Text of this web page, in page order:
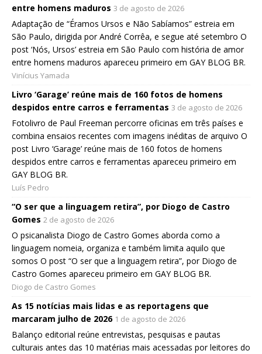
entre homens maduros 3 de agosto de 2026
Adaptação de “Éramos Ursos e Não Sabíamos” estreia em
São Paulo, dirigida por André Corrêa, e segue até setembro O
post ‘Nós, Ursos’ estreia em São Paulo com história de amor
entre homens maduros apareceu primeiro em GAY BLOG BR.
Vinícius Yamada
Livro ‘Garage’ reúne mais de 160 fotos de homens
despidos entre carros e ferramentas 3 de agosto de 2026
Fotolivro de Paul Freeman percorre oficinas em três países e
combina ensaios recentes com imagens inéditas de arquivo O
post Livro ‘Garage’ reúne mais de 160 fotos de homens
despidos entre carros e ferramentas apareceu primeiro em
GAY BLOG BR.
Luís Pedro
“O ser que a linguagem retira”, por Diogo de Castro
Gomes 2 de agosto de 2026
O psicanalista Diogo de Castro Gomes aborda como a
linguagem nomeia, organiza e também limita aquilo que
somos O post “O ser que a linguagem retira”, por Diogo de
Castro Gomes apareceu primeiro em GAY BLOG BR.
Diogo de Castro Gomes
As 15 notícias mais lidas e as reportagens que
marcaram julho de 2026 1 de agosto de 2026
Balanço editorial reúne entrevistas, pesquisas e pautas
culturais antes das 10 matérias mais acessadas por leitores do